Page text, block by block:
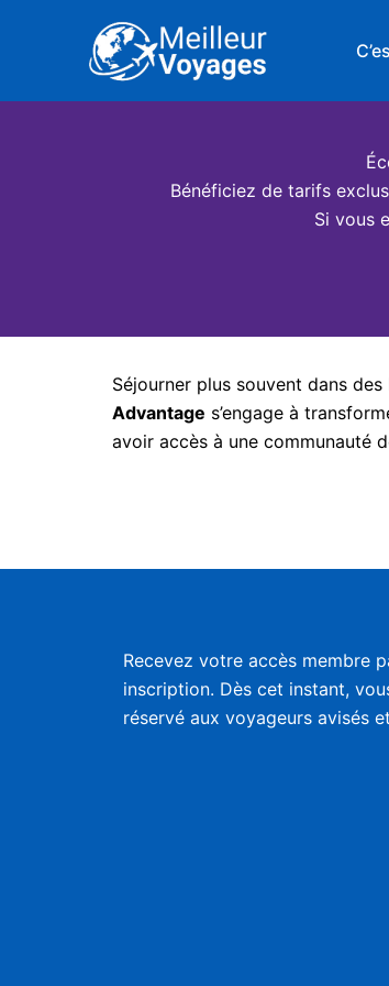
Bénéficiez de tarifs
Si vous
Séjourner plus souvent dans
Advantage s’engage à
avoir accès à une communauté
Recevez votre accès membre
inscription. Dès cet instant,
réservé aux voyageurs avisés